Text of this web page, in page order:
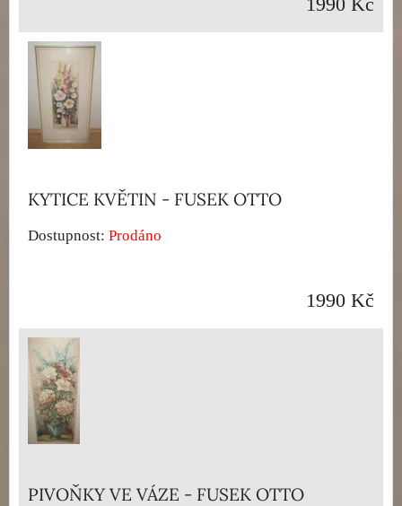
1990 Kč
KYTICE KVĚTIN - FUSEK OTTO
Dostupnost: Prodáno
1990 Kč
PIVOŇKY VE VÁZE - FUSEK OTTO